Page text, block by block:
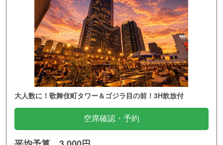
大人数に！歌舞伎町タワー＆ゴジラ目の前！3H飲放付
空席確認・予約